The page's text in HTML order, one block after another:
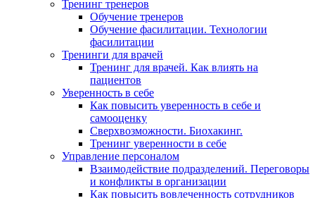
Тренинг тренеров
Обучение тренеров
Обучение фасилитации. Технологии
фасилитации
Тренинги для врачей
Тренинг для врачей. Как влиять на
пациентов
Уверенность в себе
Как повысить уверенность в себе и
самооценку
Сверхвозможности. Биохакинг.
Тренинг уверенности в себе
Управление персоналом
Взаимодействие подразделений. Переговоры
и конфликты в организации
Как повысить вовлеченность сотрудников